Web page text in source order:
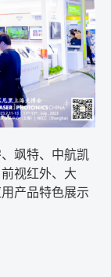
飒特、中航凯
视红外、大
产品特色展示